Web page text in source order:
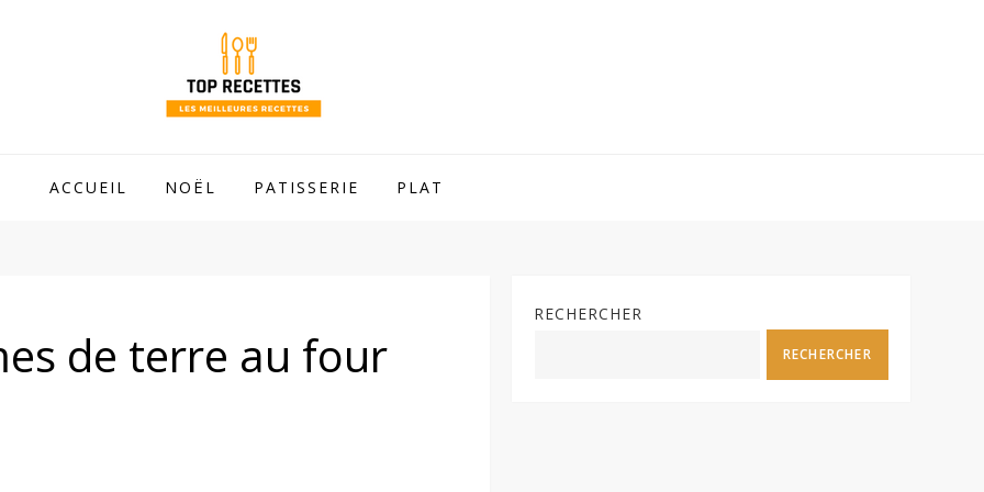
ACCUEIL NOËL PATISSERIE PLAT
de terre au four
RECHERCHER
RECHERCHER